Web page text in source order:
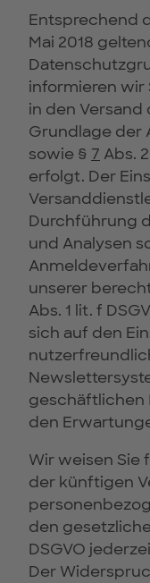
Entsprechend
Mai 2018
informieren wir
in den Versand
Grundlage der
sowie § 7 Abs.
erfolgt. Der
Durchführung
und Analysen
unserer
Abs. 1 lit. f
sich auf den
geschäftlichen
den
Wir weisen Sie
der künftigen
den
DSGVO
Der